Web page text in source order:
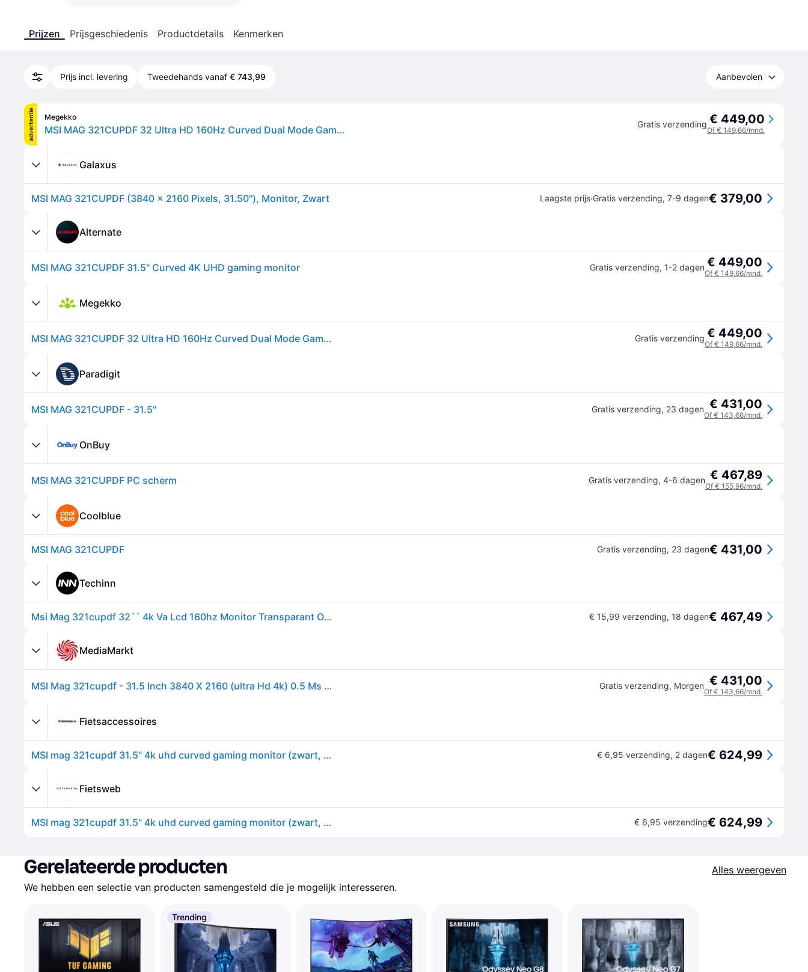
Prijzen Prijsgeschiedenis Productdetails Kenmerken
Prijs incl. levering Tweedehands vanaf € 743,99 Aanbevolen
advertentie Megekko
MSI MAG 321CUPDF 32 Ultra HD 160Hz Curved Dual Mode Gaming monitor Gratis verzending € 449,00
Of € 149,66/mnd.
Galaxus
MSI MAG 321CUPDF (3840 x 2160 Pixels, 31.50"), Monitor, Zwart Laagste prijs·Gratis verzending, 7-9 dagen€ 379,00
Alternate
MSI MAG 321CUPDF 31.5'' Curved 4K UHD gaming monitor Gratis verzending, 1-2 dagen € 449,00
Of € 149,66/mnd.
Megekko
MSI MAG 321CUPDF 32 Ultra HD 160Hz Curved Dual Mode Gaming monitor Gratis verzending € 449,00
Of € 149,66/mnd.
Paradigit
MSI MAG 321CUPDF - 31.5" Gratis verzending, 23 dagen € 431,00
Of € 143,66/mnd.
OnBuy
MSI MAG 321CUPDF PC scherm Gratis verzending, 4-6 dagen € 467,89
Of € 155,96/mnd.
Coolblue
MSI MAG 321CUPDF Gratis verzending, 23 dagen€ 431,00
Techinn
Msi Mag 321cupdf 32´´ 4k Va Lcd 160hz Monitor Transparant One Size / EU Plug 220V € 15,99 verzending, 18 dagen€ 467,49
MediaMarkt
MSI Mag 321cupdf - 31.5 Inch 3840 X 2160 (ultra Hd 4k) 0.5 Ms 160 Hz Gratis verzending, Morgen € 431,00
Of € 143,66/mnd.
Fietsaccessoires
MSI mag 321cupdf 31.5" 4k uhd curved gaming monitor (zwart, 2x hdmi, displayport, usb-c, 160 hz / 320 hz) € 6,95 verzending, 2 dagen€ 624,99
Fietsweb
MSI mag 321cupdf 31.5" 4k uhd curved gaming monitor (zwart, 2x hdmi, displayport, usb-c, 160 hz / 320 hz) € 6,95 verzending€ 624,99
Gerelateerde producten
Alles weergeven
We hebben een selectie van producten samengesteld die je mogelijk interesseren.
Trending